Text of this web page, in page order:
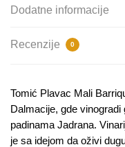
Dodatne informacije
Recenzije 0
Tomić Plavac Mali
Dalmacije, gde
padinama Jadrana.
je sa idejom da oživi